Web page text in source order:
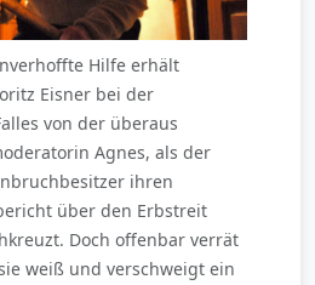
Hilfe erhält
Eisner bei der
von der überaus
Agnes, als der
ihren
über den Erbstreit
Doch offenbar verrät
weiß und verschweigt ein